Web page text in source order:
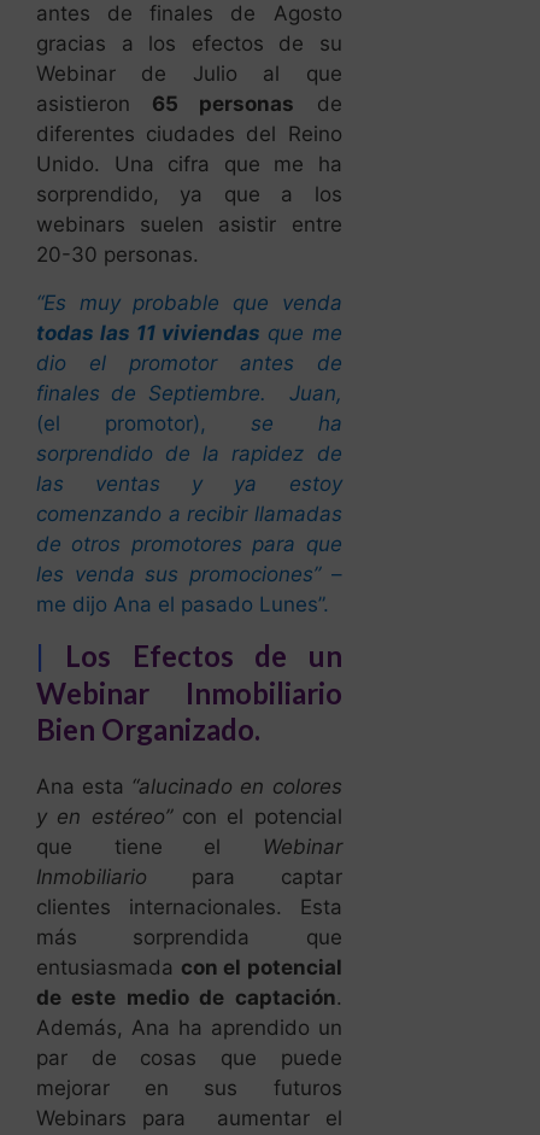
antes de finales de Agosto
gracias a los efectos de su
Webinar de Julio al que
asistieron 65 personas de
diferentes ciudades del Reino
Unido. Una cifra que me ha
sorprendido, ya que a los
webinars suelen asistir entre
20-30 personas.
“Es muy probable que venda
todas las 11 viviendas que me
dio el promotor antes de
finales de Septiembre. Juan,
(el promotor), se ha
sorprendido de la rapidez de
las ventas y ya estoy
comenzando a recibir llamadas
de otros promotores para que
les venda sus promociones”–
me dijo Ana el pasado Lunes”.
|
Los Efectos de un
Webinar Inmobiliario
Bien Organizado.
Ana esta “alucinado en colores
y en estéreo”con el potencial
que tiene el Webinar
Inmobiliario para captar
clientes internacionales. Esta
más sorprendida que
entusiasmada con el potencial
de este medio de captación.
Además, Ana ha aprendido un
par de cosas que puede
mejorar en sus futuros
Webinars para aumentar el